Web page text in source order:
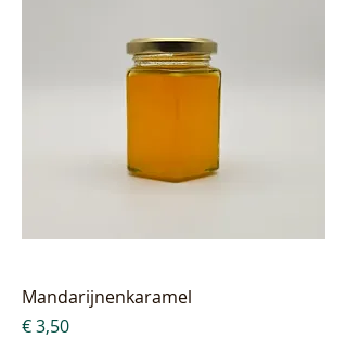
Mandarijnenkaramel
Prijs
€ 3,50